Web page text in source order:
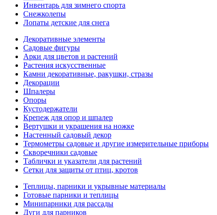
Инвентарь для зимнего спорта
Снежколепы
Лопаты детские для снега
Декоративные элементы
Садовые фигуры
Арки для цветов и растений
Растения искусственные
Камни декоративные, ракушки, стразы
Декорации
Шпалеры
Опоры
Кустодержатели
Крепеж для опор и шпалер
Вертушки и украшения на ножке
Настенный садовый декор
Термометры садовые и другие измерительные приборы
Скворечники садовые
Таблички и указатели для растений
Сетки для защиты от птиц, кротов
Теплицы, парники и укрывные материалы
Готовые парники и теплицы
Минипарники для рассады
Дуги для парников